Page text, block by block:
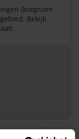
(koopsom
Bekijk